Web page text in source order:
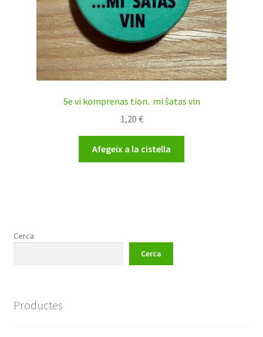
Se vi komprenas tion.. mi ŝatas vin
1,20 €
Afegeix a la cistella
Cerca
Cerca
Productes